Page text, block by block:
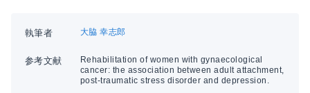
執筆者 大脇 幸志郎
参考文献
Rehabilitation of women with gynaecological
cancer: the association between adult attachment,
post-traumatic stress disorder and depression.